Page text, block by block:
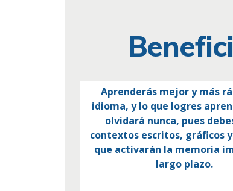
Aprenderás mejor y más
idioma, y lo que logres
olvidará nunca, pues
contextos escritos, gráficos
que activarán la memoria
largo plazo.